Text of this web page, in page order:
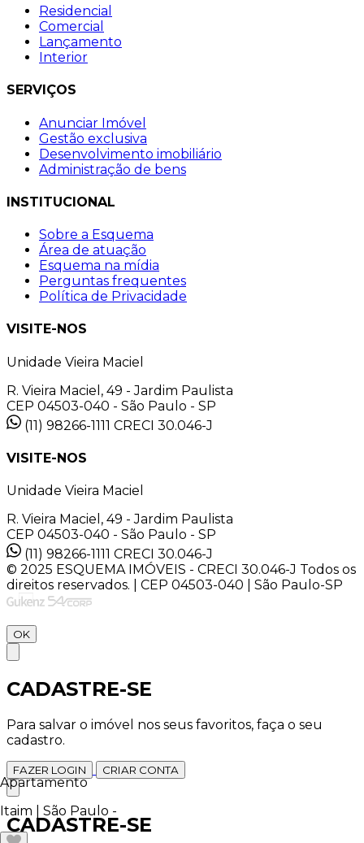
Apartamento
Itaim | São Paulo -
Residencial
Comercial
Lançamento
Interior
SERVIÇOS
Anunciar Imóvel
Gestão exclusiva
Desenvolvimento imobiliário
Administração de bens
INSTITUCIONAL
Sobre a Esquema
Área de atuação
Esquema na mídia
Perguntas frequentes
Política de Privacidade
VISITE-NOS
Unidade Vieira Maciel
R. Vieira Maciel, 49 - Jardim Paulista
CEP 04503-040 - São Paulo - SP
(11) 98266-1111 CRECI 30.046-J
VISITE-NOS
Unidade Vieira Maciel
R. Vieira Maciel, 49 - Jardim Paulista
CEP 04503-040 - São Paulo - SP
(11) 98266-1111 CRECI 30.046-J
© 2025 ESQUEMA IMÓVEIS - CRECI 30.046-J Todos os
direitos reservados. | CEP 04503-040 | São Paulo-SP
OK
CADASTRE-SE
Para salvar o imóvel nos seus favoritos, faça o seu
cadastro.
FAZER LOGIN CRIAR CONTA
CADASTRE-SE